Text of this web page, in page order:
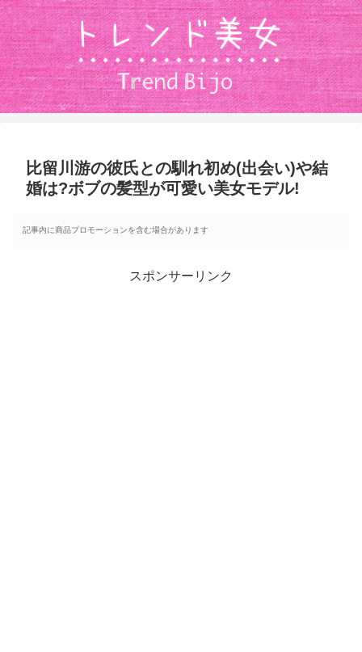
比留川游の彼氏との馴れ初め(出会い)や結
婚は?ボブの髪型が可愛い美女モデル!
記事内に商品プロモーションを含む場合があります
スポンサーリンク